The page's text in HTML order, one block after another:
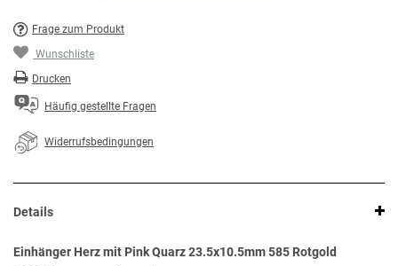
Frage zum Produkt
Wunschliste
Drucken
Häufig gestellte Fragen
Widerrufsbedingungen
Details
Einhänger Herz mit Pink Quarz 23.5x10.5mm 585 Rotgold